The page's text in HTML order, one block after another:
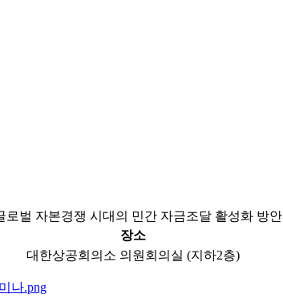
로벌 자본경쟁 시대의 민간 자금조달 활성화 방안
장소
대한상공회의소 의원회의실 (지하2층)